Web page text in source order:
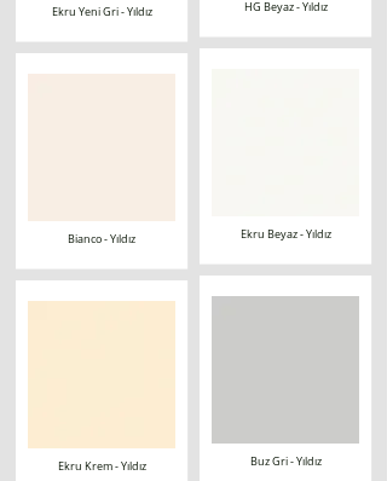
Ekru Yeni Gri - Yıldız
Bianco - Yıldız
Ekru Krem - Yıldız
HG Beyaz - Yıldız
Ekru Beyaz - Yıldız
Buz Gri - Yıldız